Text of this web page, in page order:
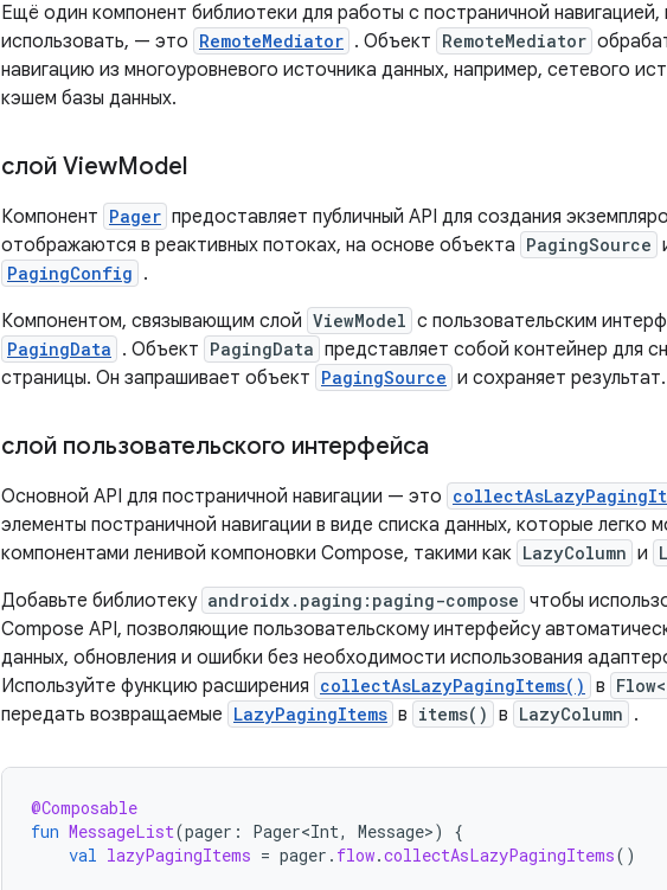
Ещё один компонент библиотеки для работы с постраничной
использовать, — это RemoteMediator . Объект RemoteMediator
навигацию из многоуровневого источника данных, например, сетевого
кэшем базы данных.
слой ViewModel
Компонент Pager предоставляет публичный API для создания
отображаются в реактивных потоках, на основе объекта PagingSource
PagingConfig .
Компонентом, связывающим слой ViewModel с пользовательским
PagingData . Объект PagingData представляет собой контейнер для
страницы. Он запрашивает объект PagingSource и сохраняет результат.
слой пользовательского интерфейса
Основной API для постраничной навигации — это
элементы постраничной навигации в виде списка данных, которые легко
компонентами ленивой компоновки Compose, такими как LazyColumn и
Добавьте библиотеку androidx.paging:paging-compose чтобы
Compose API, позволяющие пользовательскому интерфейсу
данных, обновления и ошибки без необходимости использования
Используйте функцию расширения collectAsLazyPagingItems() в
передать возвращаемые LazyPagingItems в items() в LazyColumn .
@Composable
fun MessageList(pager : Pager<Int, Message>)
{
val lazyPagingItems = pager . flow.collectAsLazyPagingItems()